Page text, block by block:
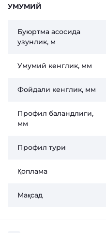
УМУМИЙ
Буюртма асосида
узунлик, м
Умумий кенглик, мм
Фойдали кенглик, мм
Профил баландлиги,
мм
Профил тури
Қоплама
Мақсад